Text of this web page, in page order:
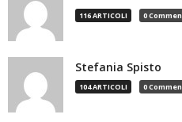
116 ARTICOLI 0
Stefania Spisto
104 ARTICOLI 0